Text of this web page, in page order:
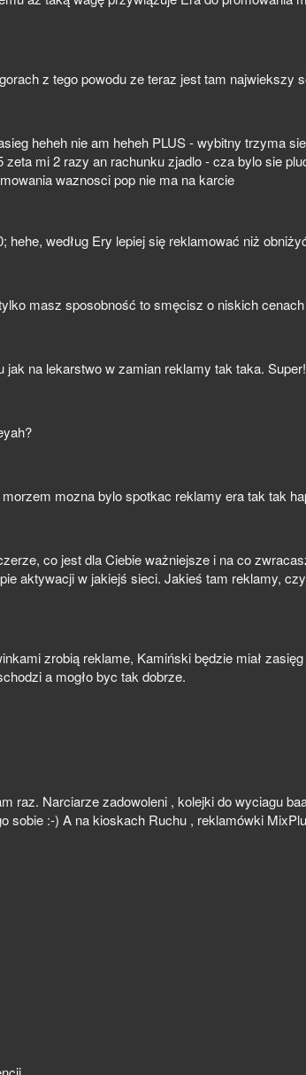
z tego powodu ze teraz jest tam najwiekszy
heheh nie am heheh PLUS - wybitny trzyma
zeta mi 2 razy an rachunku zjadlo - cza bylo sie
waznosci pop nie ma na karcie
hehe, według Ery lepiej się reklamować niż
masz sposobność to smęcisz o niskich
jak na lekarstwo w zamian reklamy tak taka. Super!
mozna bylo spotkac reklamy era tak tak
co jest dla Ciebie ważniejsze i na co
aktywacji w jakiejś sieci. Jakieś tam reklamy,
zrobią reklame, Kamiński będzie miał
a mogło byc tak dobrze.
raz. Narciarze zadowoleni , kolejki do wyciagu
sobie :-) A na kioskach Ruchu , reklamówki